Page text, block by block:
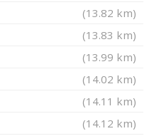
(13.82 km)
(13.83 km)
(13.99 km)
(14.02 km)
(14.11 km)
(14.12 km)